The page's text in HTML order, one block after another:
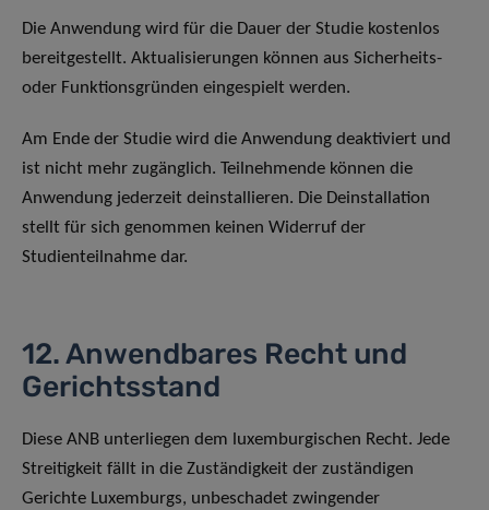
Die Anwendung wird für die Dauer der Studie kostenlos
bereitgestellt. Aktualisierungen können aus Sicherheits-
oder Funktionsgründen eingespielt werden.
Am Ende der Studie wird die Anwendung deaktiviert und
ist nicht mehr zugänglich. Teilnehmende können die
Anwendung jederzeit deinstallieren. Die Deinstallation
stellt für sich genommen keinen Widerruf der
Studienteilnahme dar.
12. Anwendbares Recht und
Gerichtsstand
Diese ANB unterliegen dem luxemburgischen Recht. Jede
Streitigkeit fällt in die Zuständigkeit der zuständigen
Gerichte Luxemburgs, unbeschadet zwingender